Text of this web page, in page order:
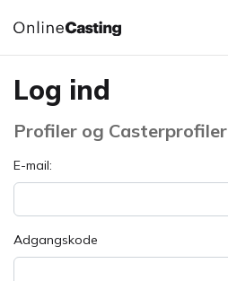
Log ind
Profiler og Casterprofiler
E-mail:
Adgangskode